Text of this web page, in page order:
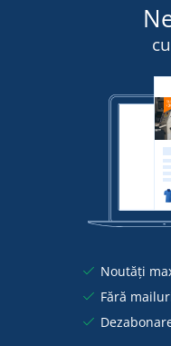
Noutăți
Fără